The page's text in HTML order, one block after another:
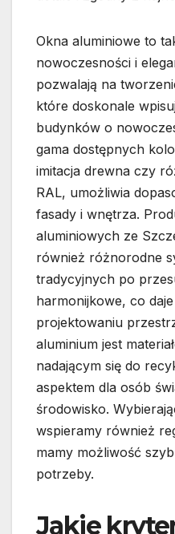
Okna aluminiowe to
nowoczesności i
pozwalają na
które doskonale
budynków o
gama dostępnych
imitacja drewna czy
RAL, umożliwia
fasady i wnętrza.
aluminiowych ze
również różnorodne
tradycyjnych po
harmonijkowe, co
projektowaniu
aluminium jest
nadającym się do
aspektem dla osób
środowisko.
wspieramy również
mamy możliwość
potrzeby.
Jakie